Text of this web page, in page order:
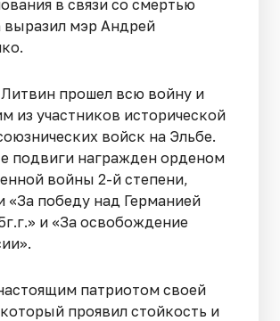
в связи со смертью
выразил мэр Андрей
прошел всю войну и
из участников исторической
войск на Эльбе.
подвиги награжден орденом
войны 2-й степени,
«За победу над Германией
и «За освобождение
патриотом своей
проявил стойкость и